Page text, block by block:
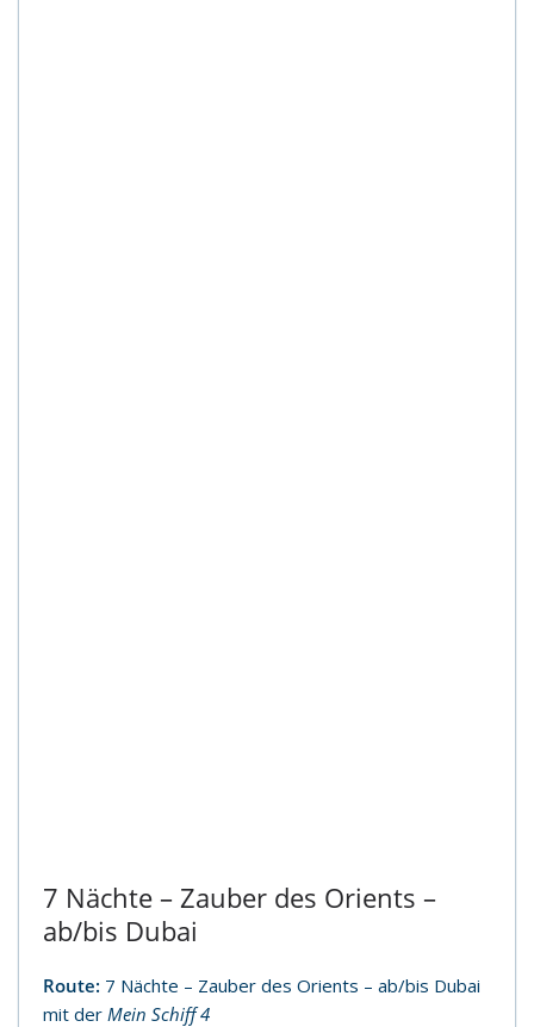
7 Nächte – Zauber des Orients –
ab/bis Dubai
Route: 7 Nächte – Zauber des Orients – ab/bis Dubai
mit der Mein Schiff 4